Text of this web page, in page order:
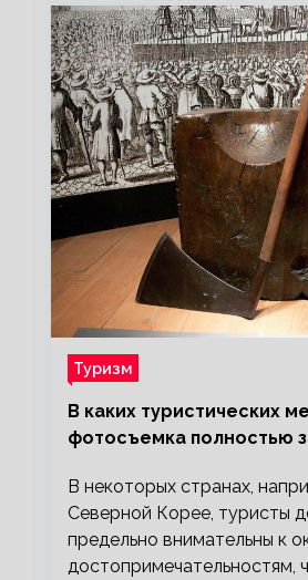
Туризм
В каких туристических
фотосъемка полностью
В некоторых странах,
Северной Корее, туристы
предельно внимательны к
достопримечательностям,